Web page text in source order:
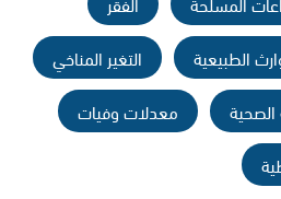
الطبيعية
التغير المناخي
الصحية
معدلات وفيات